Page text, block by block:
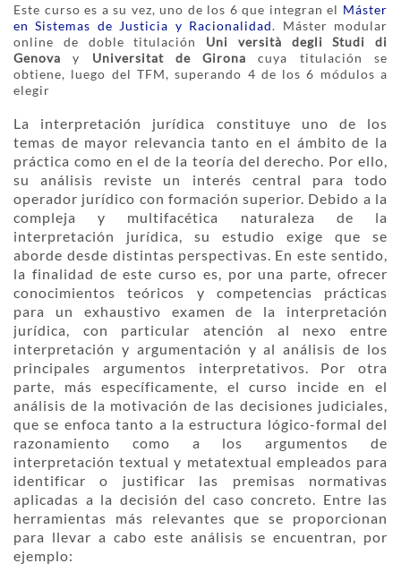
Este curso es a su vez, uno de los 6 que integran el Máster
en Sistemas de Justicia y Racionalidad. Máster modular
online de doble titulación Uni versità degli Studi di
Genovay Universitat de Gironacuya titulación se
obtiene, luego del TFM, superando 4 de los 6 módulos a
elegir
La interpretación jurídica constituye uno de los
temas de mayor relevancia tanto en el ámbito de la
práctica como en el de la teoría del derecho. Por ello,
su análisis reviste un interés central para todo
operador jurídico con formación superior. Debido a la
compleja y multifacética naturaleza de la
interpretación jurídica, su estudio exige que se
aborde desde distintas perspectivas. En este sentido,
la finalidad de este curso es, por una parte, ofrecer
conocimientos teóricos y competencias prácticas
para un exhaustivo examen de la interpretación
jurídica, con particular atención al nexo entre
interpretación y argumentación y al análisis de los
principales argumentos interpretativos. Por otra
parte, más específicamente, el curso incide en el
análisis de la motivación de las decisiones judiciales,
que se enfoca tanto a la estructura lógico-formal del
razonamiento como a los argumentos de
interpretación textual y metatextual empleados para
identificar o justificar las premisas normativas
aplicadas a la decisión del caso concreto. Entre las
herramientas más relevantes que se proporcionan
para llevar a cabo este análisis se encuentran, por
ejemplo: